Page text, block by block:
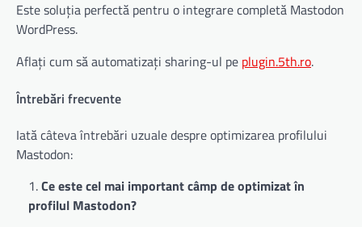
Este soluția perfectă pentru o integrare completă Mastodon
WordPress.
Aflați cum să automatizați sharing-ul pe plugin.5th.ro.
Întrebări frecvente
Iată câteva întrebări uzuale despre optimizarea profilului
Mastodon:
Ce este cel mai important câmp de optimizat în
profilul Mastodon?